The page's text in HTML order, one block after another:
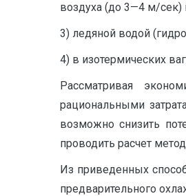
воздуха (до 3—4 м/сек)
3) ледяной водой
4) в изотермических
Рассматривая
рациональными
возможно снизить
проводить расчет
Из приведенных
предварительного